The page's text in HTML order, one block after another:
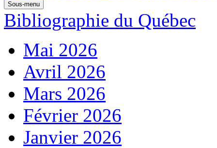
Sous-menu
Bibliographie du Québec
Mai 2026
Avril 2026
Mars 2026
Février 2026
Janvier 2026